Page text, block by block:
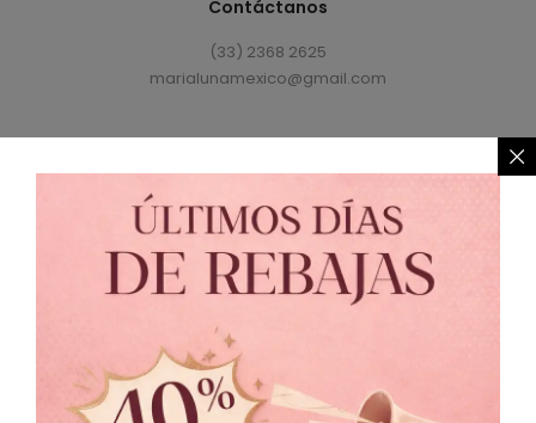
Contáctanos
(33) 2368 2625
marialunamexico@gmail.com